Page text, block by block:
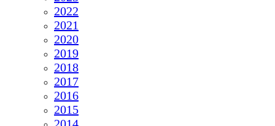
2022
2021
2020
2019
2018
2017
2016
2015